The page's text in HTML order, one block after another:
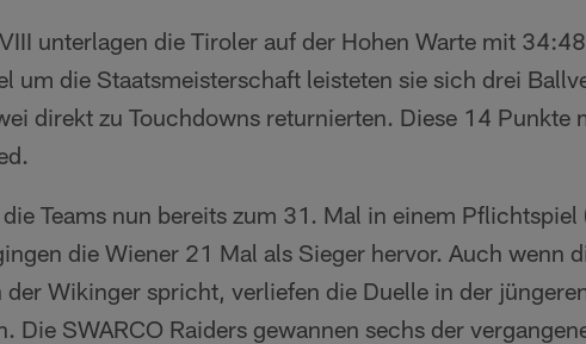
unterlagen die Tiroler auf der Hohen Warte mit
um die Staatsmeisterschaft leisteten sie sich drei
direkt zu Touchdowns returnierten. Diese 14 Punkte
Teams nun bereits zum 31. Mal in einem Pflichtspiel
die Wiener 21 Mal als Sieger hervor. Auch wenn
Wikinger spricht, verliefen die Duelle in der
Die SWARCO Raiders gewannen sechs der